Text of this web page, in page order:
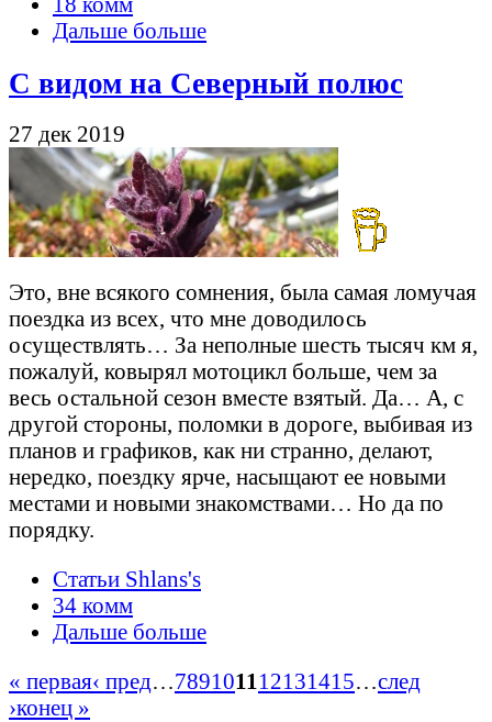
Дальше больше
С видом на Северный полюс
27 дек 2019
Это, вне всякого сомнения, была самая ломучая
поездка из всех, что мне доводилось
осуществлять… За неполные шесть тысяч км я,
пожалуй, ковырял мотоцикл больше, чем за
весь остальной сезон вместе взятый. Да… А, с
другой стороны, поломки в дороге, выбивая из
планов и графиков, как ни странно, делают,
нередко, поездку ярче, насыщают ее новыми
местами и новыми знакомствами… Но да по
порядку.
Статьи Shlans's
34 комм
Дальше больше
« первая‹ пред…7891011 12131415…след
›конец »